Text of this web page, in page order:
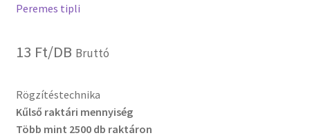
Peremes tipli
13 Ft/DB Bruttó
Rögzítéstechnika
Kűlső raktári mennyiség
Több mint 2500 db raktáron